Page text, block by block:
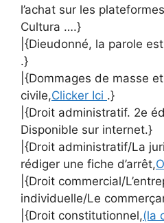
l’achat sur les
Cultura ….}
|{Dieudonné, la parole
.}
|{Dommages de masse
civile,Clicker Ici .}
|{Droit administratif. 2e
Disponible sur internet.}
|{Droit administratif/La
rédiger une fiche d’arrêt,
|{Droit commercial/
individuelle/Le
|{Droit constitutionnel,(la